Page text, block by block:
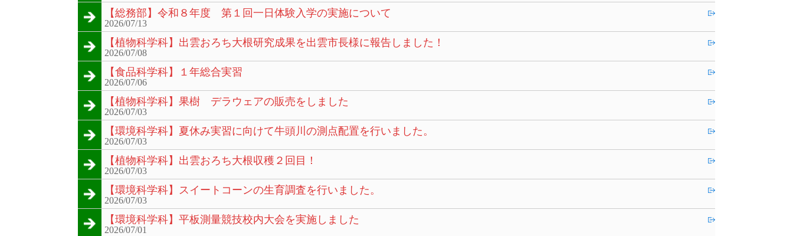
【総務部】令和８年度 第１回一日体験入学の実施について
2026/07/13
【植物科学科】出雲おろち大根研究成果を出雲市長様に報告しました！
2026/07/08
【食品科学科】１年総合実習
2026/07/06
【植物科学科】果樹 デラウェアの販売をしました
2026/07/03
【環境科学科】夏休み実習に向けて牛頭川の測点配置を行いました。
2026/07/03
【植物科学科】出雲おろち大根収穫２回目！
2026/07/03
【環境科学科】スイートコーンの生育調査を行いました。
2026/07/03
【環境科学科】平板測量競技校内大会を実施しました
2026/07/01